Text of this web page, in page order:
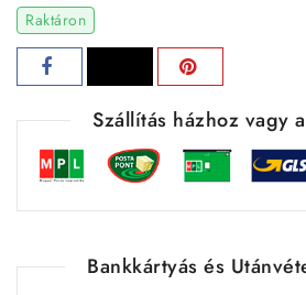
Raktáron
Szállítás házhoz vagy
Bankkártyás és